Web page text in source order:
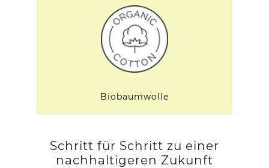
Biobaumwolle
Schritt für Schritt zu einer
nachhaltigeren Zukunft